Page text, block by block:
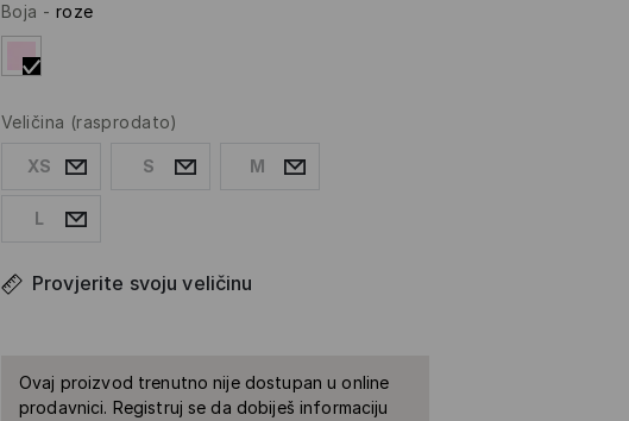
Boja - roze
Veličina (rasprodato)
XS S M
L
Provjerite svoju veličinu
Ovaj proizvod trenutno nije dostupan u online
prodavnici. Registruj se da dobiješ informaciju